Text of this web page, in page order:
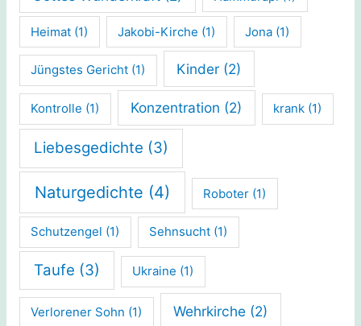
Heimat (1) Jakobi-Kirche (1) Jona (1)
Jüngstes Gericht (1) Kinder (2)
Kontrolle (1) Konzentration (2) krank (1)
Liebesgedichte (3)
Naturgedichte (4) Roboter (1)
Schutzengel (1) Sehnsucht (1)
Taufe (3) Ukraine (1)
Verlorener Sohn (1) Wehrkirche (2)